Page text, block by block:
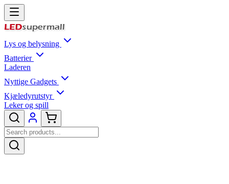
Lys og belysning
Batterier
Laderen
Nyttige Gadgets
Kjæledyrutstyr
Leker og spill